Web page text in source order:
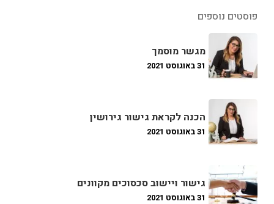
פוסטים נוספים
מגשר מוסמך
31 באוגוסט 2021
הכנה לקראת גישור גירושין
31 באוגוסט 2021
גישור ויישוב סכסוכים מקוונים
31 באוגוסט 2021